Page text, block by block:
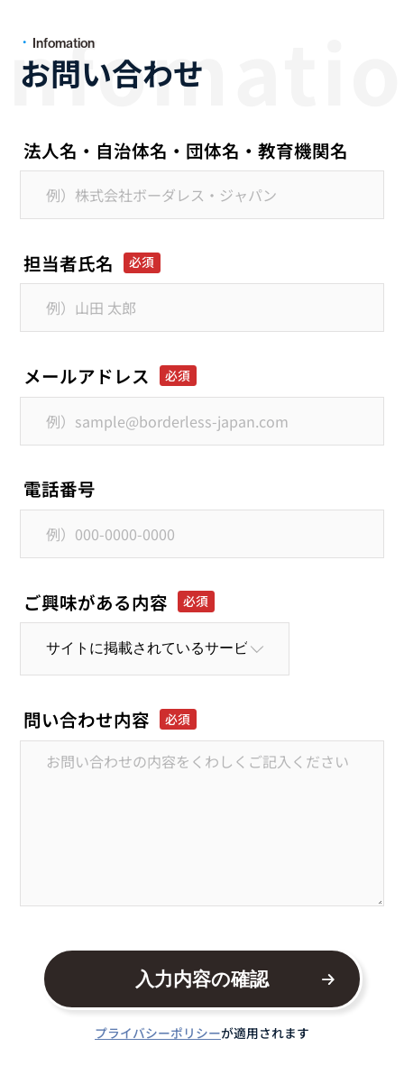
Infomation
お問い合わせ
法人名・自治体名・団体名・教育機関名
担当者氏名
メールアドレス
電話番号
ご興味がある内容
問い合わせ内容
プライバシーポリシーが適用されます